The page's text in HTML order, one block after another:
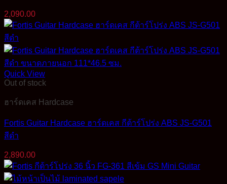
2,090.00
Quick View
Out of stock
ฮาร์ดเคส Hardcase
Fortis Guitar Hardcase ฮาร์ดเคส กีต้าร์โปร่ง ABS JS-G501
สีดำ
2,890.00